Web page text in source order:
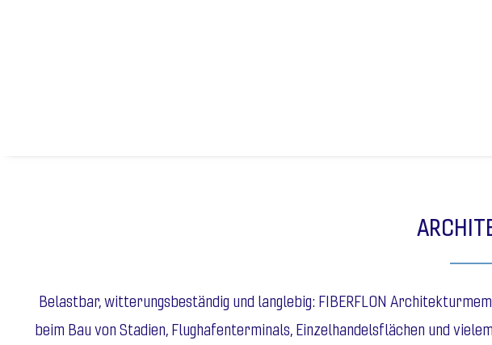
Belastbar, witterungsbeständig und langlebig: FIBERFLON
beim Bau von Stadien, Flughafenterminals, Einzelhandelsflächen und